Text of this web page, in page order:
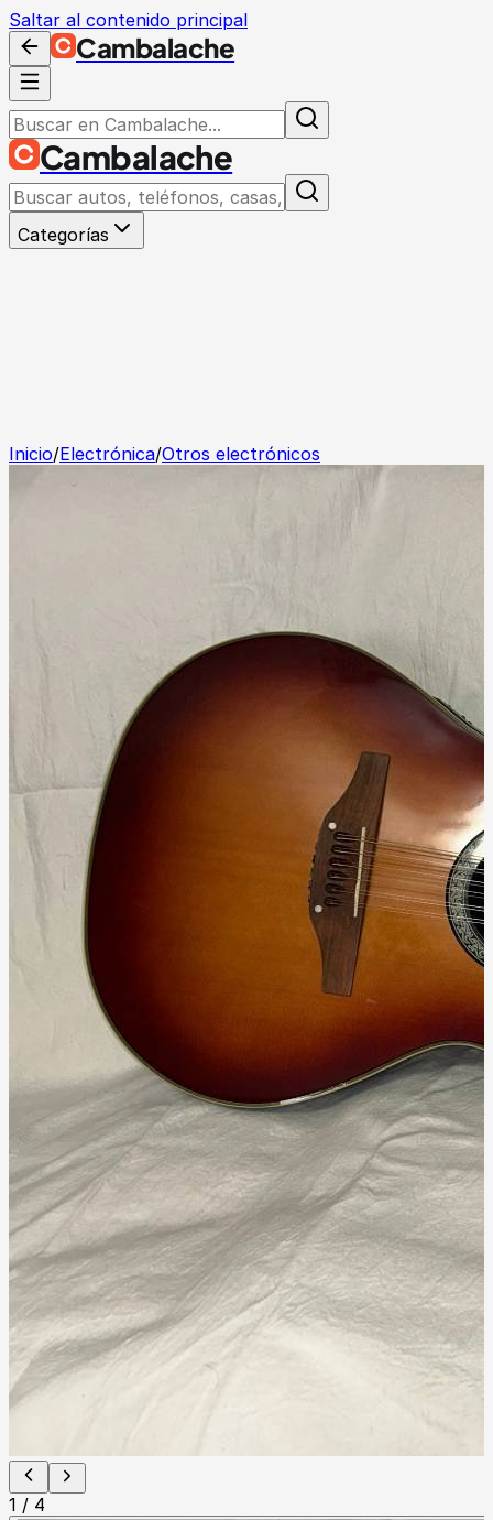
Saltar al contenido principal
Cambalache
Cambalache
Categorías
Inicio/Electrónica/Otros electrónicos
1 / 4